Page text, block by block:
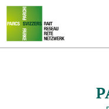
Navigating
the
Swiss
parks
Quick
navigation
To the main content
To the mobile navigation
To search
To the footer
To the sitemap